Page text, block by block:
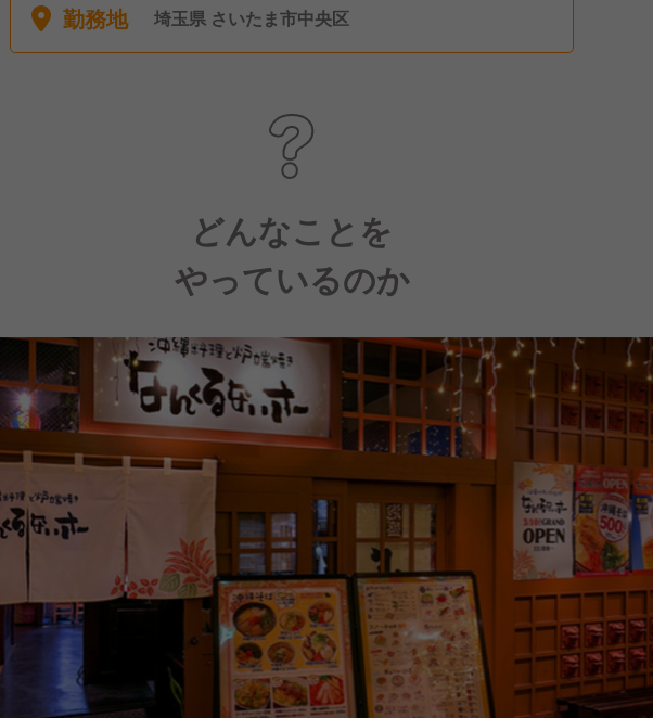
勤務地 埼玉県 さいたま市中央区
どんなことを
やっているのか